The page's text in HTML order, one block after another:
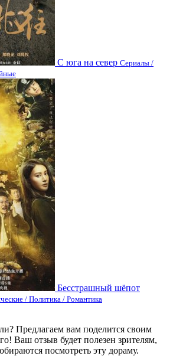
С юга на север Сериалы /
Бесстрашный шёпот
/ Политика / Романтика
Предлагаем вам поделится своим
Ваш отзыв будет полезен зрителям,
посмотреть эту дораму.